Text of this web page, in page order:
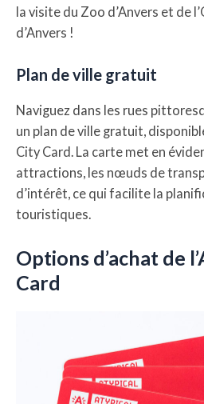
la visite du Zoo d’Anvers et de
d’Anvers !
Plan de ville gratuit
Naviguez dans les rues
un plan de ville gratuit,
City Card. La carte met en
attractions, les nœuds de
d’intérêt, ce qui facilite la
touristiques.
Options d’achat de
Card